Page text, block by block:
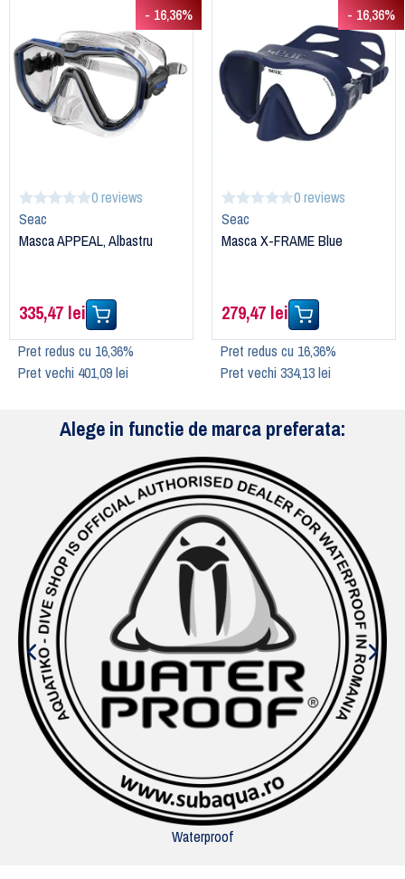
- 16,36%
0 reviews
Seac
Masca APPEAL, Albastru
335,47 lei
Pret redus cu 16,36%
Pret vechi 401,09 lei
- 16,36%
0 reviews
Seac
Masca X-FRAME Blue
279,47 lei
Pret redus cu 16,36%
Pret vechi 334,13 lei
Alege in functie de marca preferata:
Waterproof